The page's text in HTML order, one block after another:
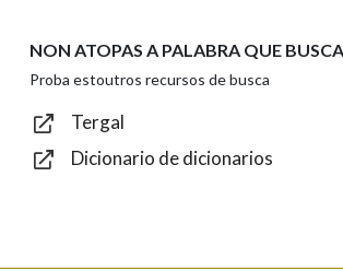
Texto de verificación
NON ATOPAS A PALABRA QUE
Proba estoutros recursos de busca
Tergal
Dicionario de dicionarios